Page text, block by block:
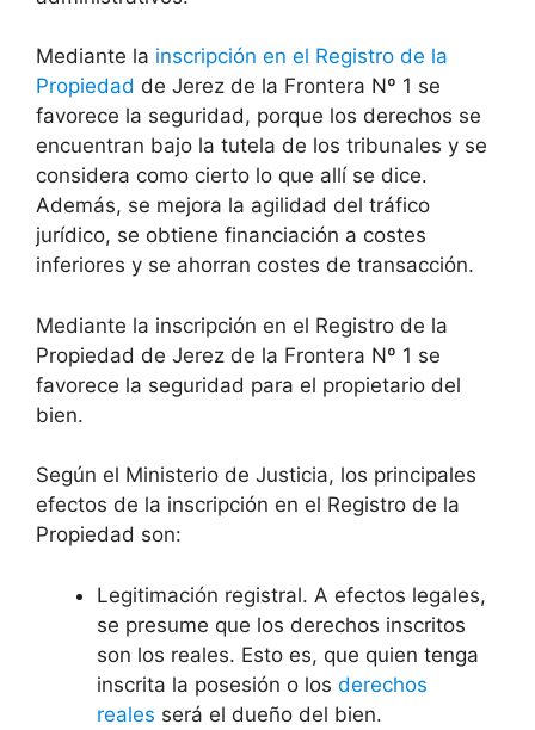
Mediante la inscripción en el Registro de la
Propiedad de Jerez de la Frontera Nº 1 se
favorece la seguridad, porque los derechos se
encuentran bajo la tutela de los tribunales y se
considera como cierto lo que allí se dice.
Además, se mejora la agilidad del tráfico
jurídico, se obtiene financiación a costes
inferiores y se ahorran costes de transacción.
Mediante la inscripción en el Registro de la
Propiedad de Jerez de la Frontera Nº 1 se
favorece la seguridad para el propietario del
bien.
Según el Ministerio de Justicia, los principales
efectos de la inscripción en el Registro de la
Propiedad son:
Legitimación registral. A efectos legales,
se presume que los derechos inscritos
son los reales. Esto es, que quien tenga
inscrita la posesión o los derechos
reales será el dueño del bien.